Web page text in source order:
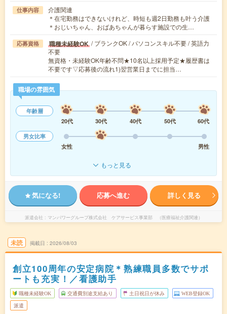
仕事内容
介護関連
＊在宅勤務はできないけれど、時短も週2日勤務も叶う介護
＊おじいちゃん、おばあちゃんが暮らす施設での生…
応募資格 職種未経験OK / ブランクOK / パソコンスキル不要 / 英語力
不要
無資格・未経験OK年齢不問★10名以上採用予定★履歴書は
不要です▽応募後の流れ1)翌営業日までに担当…
職場の雰囲気
年齢層
20代
30代 40代 50代
60代
男女比率
女性
男性
もっと見る
気になる! 応募へ進む 詳しく見る
派遣会社 マンパワーグループ株式会社 ケアサービス事業部 （医療福祉介護関連）
未読 掲載日 2026/08/03
創立100周年の安定病院＊熟練職員多数でサポ
ートも充実！／看護助手
職種未経験OK 交通費別途支給あり 土日祝日が休み WEB登録OK
派遣